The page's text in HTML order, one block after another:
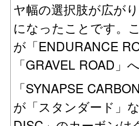
ヤ幅の選択肢が広が
になったことです。
が「ENDURANCE
「GRAVEL ROAD
「SYNAPSE
が「スタンダード」